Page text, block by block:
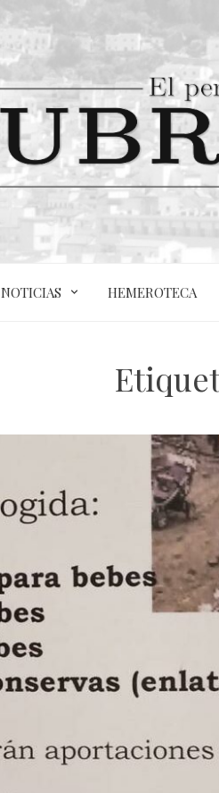
NOTICIAS HEMEROTECA